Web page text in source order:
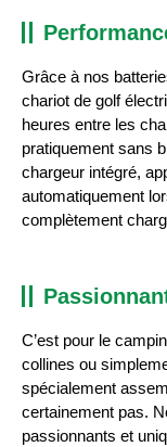
C’est pour le
collines ou
spécialement
certainement pas.
passionnants et
Grâce à nos
chariot de golf
heures entre les
pratiquement sans
chargeur intégré,
automatiquement
complètement